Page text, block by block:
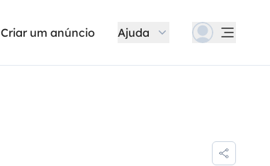
Criar um anúncio Ajuda